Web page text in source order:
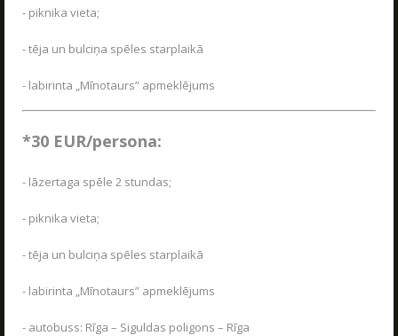
- piknika vieta;
- tēja un bulciņa spēles starplaikā
- labirinta „Mīnotaurs” apmeklējums
*30 EUR/persona:
- lāzertaga spēle 2 stundas;
- piknika vieta;
- tēja un bulciņa spēles starplaikā
- labirinta „Mīnotaurs” apmeklējums
- autobuss: Rīga – Siguldas poligons – Rīga
LV RU
sezonu.
LASĪT